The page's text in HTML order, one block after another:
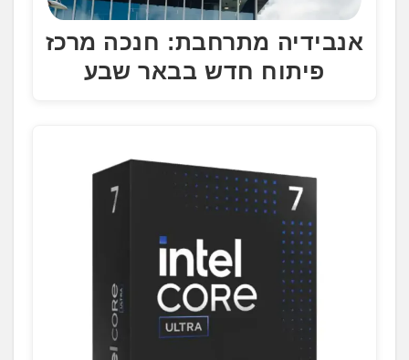
אנבידיה מתרחבת: חנכה מרכז
פיתוח חדש בבאר שבע